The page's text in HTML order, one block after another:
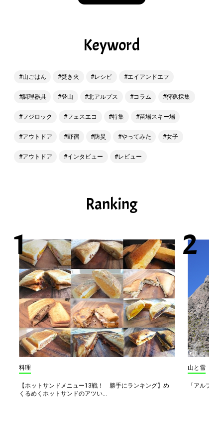
Keyword
山ごはん 焚き火 レシピ エイアンドエフ
調理器具 登山 北アルプス コラム 狩猟採集
フジロック フェスエコ 特集 苗場スキー場
アウトドア 野宿 防災 やってみた 女子
アウトドア インタビュー レビュー
Ranking
料理
【ホットサンドメニュー13戦！ 勝手にランキング】め
くるめくホットサンドのアツい...
山と雪
「アルプス